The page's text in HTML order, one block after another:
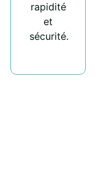
rapidité
et
sécurité.